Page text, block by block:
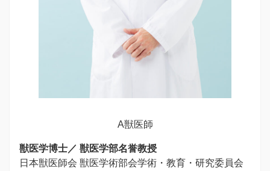
A獣医師
獣医学博士／ 獣医学部名誉教授
日本獣医師会 獣医学術部会学術・教育・研究委員会